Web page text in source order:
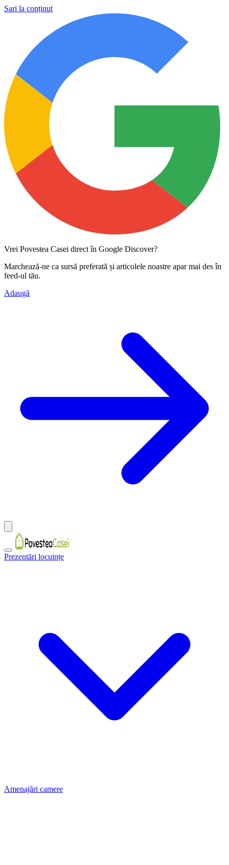
Sari la conținut
Vrei Povestea Casei direct în Google Discover?
Marchează-ne ca sursă preferată și articolele noastre apar mai des în
feed-ul tău.
Adaugă
Prezentări locuințe
Amenajări camere